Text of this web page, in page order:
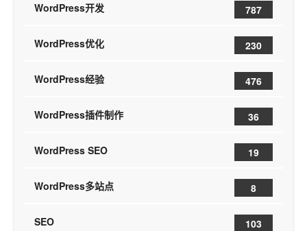
WordPress开发 787
WordPress优化 230
WordPress经验 476
WordPress插件制作 36
WordPress SEO 19
WordPress多站点 8
SEO 103